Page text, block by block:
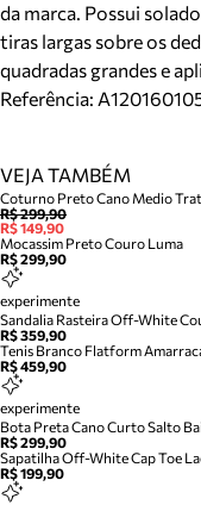
da marca. Possui
tiras largas sobre os
quadradas grandes e
Referência:
VEJA TAMBÉM
Coturno Preto Cano Medio
R$ 299,90
R$ 149,90
Mocassim Preto Couro Luma
R$ 299,90
experimente
Sandalia Rasteira Off-White
R$ 359,90
Tenis Branco Flatform
R$ 459,90
experimente
Bota Preta Cano Curto Salto
R$ 299,90
Sapatilha Off-White Cap Toe
R$ 199,90